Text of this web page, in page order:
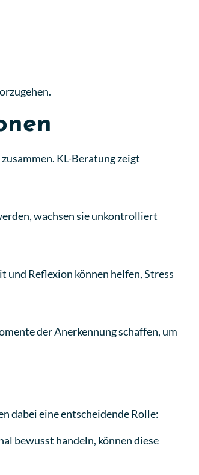
KL-Beratung zeigt
wachsen sie unkontrolliert
und Reflexion können helfen, Stress
der Anerkennung schaffen, um
dabei eine entscheidende Rolle:
bewusst handeln, können diese